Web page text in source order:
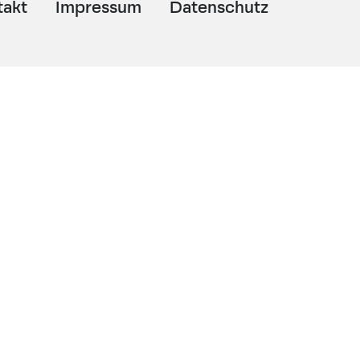
Impressum Datenschutz